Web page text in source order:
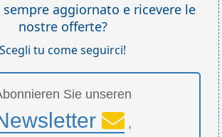
sempre aggiornato e ricevere le
nostre offerte?
Scegli tu come seguirci!
Sie unseren
,